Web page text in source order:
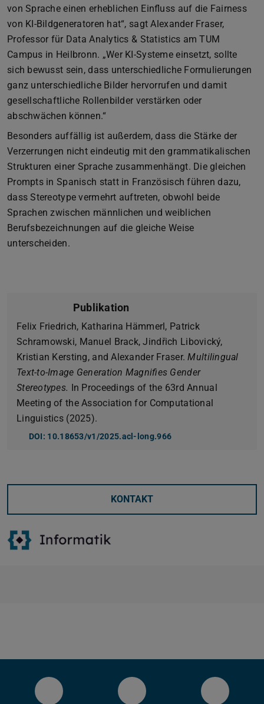
von Sprache einen erheblichen Einfluss auf die Fairness
von KI-Bildgeneratoren hat“, sagt Alexander Fraser,
Professor für Data Analytics & Statistics am TUM
Campus in Heilbronn. „Wer KI-Systeme einsetzt, sollte
sich bewusst sein, dass unterschiedliche Formulierungen
ganz unterschiedliche Bilder hervorrufen und damit
gesellschaftliche Rollenbilder verstärken oder
abschwächen können.“
Besonders auffällig ist außerdem, dass die Stärke der
Verzerrungen nicht eindeutig mit den grammatikalischen
Strukturen einer Sprache zusammenhängt. Die gleichen
Prompts in Spanisch statt in Französisch führen dazu,
dass Stereotype vermehrt auftreten, obwohl beide
Sprachen zwischen männlichen und weiblichen
Berufsbezeichnungen auf die gleiche Weise
unterscheiden.
Publikation
Felix Friedrich, Katharina Hämmerl, Patrick
Schramowski, Manuel Brack, Jindřich Libovický,
Kristian Kersting, and Alexander Fraser.Multilingual
Text-to-Image Generation Magnifies Gender
Stereotypes.
In Proceedings of the 63rd Annual
Meeting of the Association for Computational
Linguistics (2025).
DOI: 10.18653/v1/2025.acl-long.966
KONTAKT
LinkedIn-Seite des Fachbereichs
YouTube Bluesky